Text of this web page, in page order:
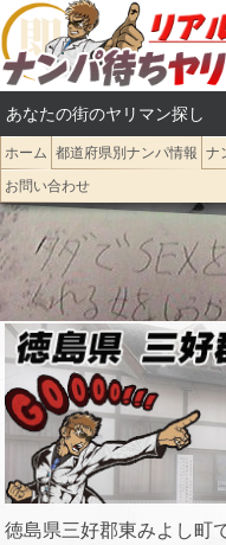
コ
ン
テ
ン
ツ
へ
ス
キ
プ
あなたの街のヤリマン探し
ホーム 都道府県別ナンパ情報 ナ
お問い合わせ
徳島県三好郡東みよし町